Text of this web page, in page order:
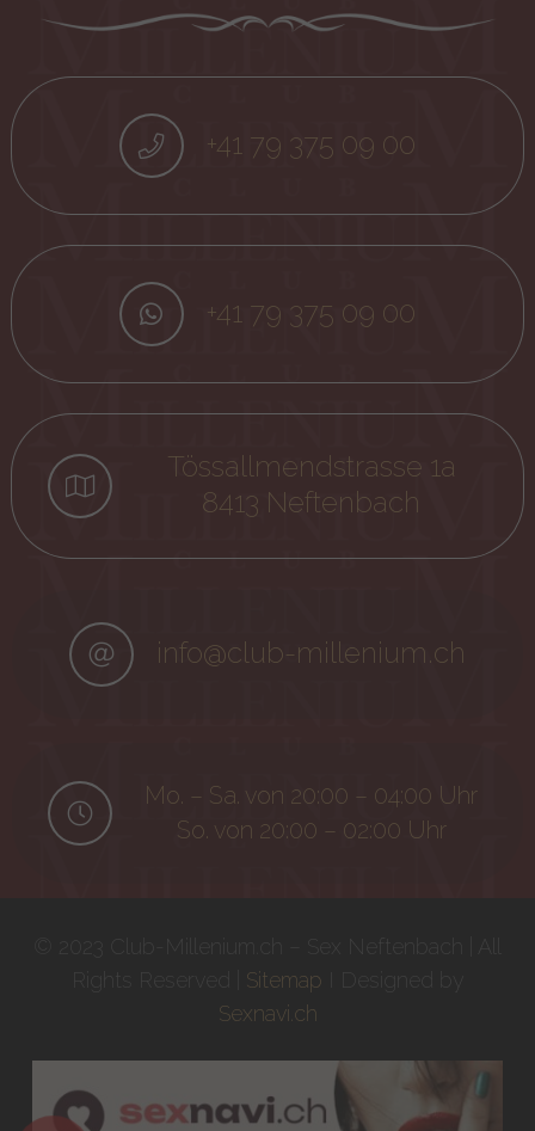
+41 79 375 09 00
+41 79 375 09 00
Tössallmendstrasse 1a
8413 Neftenbach
info@club-millenium.ch
Mo. – Sa. von 20:00 – 04:00 Uhr
So. von 20:00 – 02:00 Uhr
Sitemap
Sexnavi.ch